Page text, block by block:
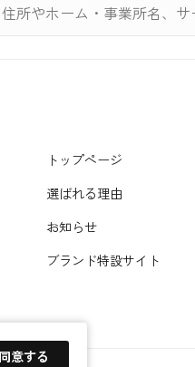
トップページ
選ばれる理由
お知らせ
ブランド特設サイト
同意する